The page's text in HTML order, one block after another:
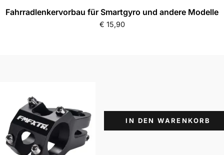
Fahrradlenkervorbau für Smartgyro und andere Modelle
€ 15,90
IN DEN WARENKORB